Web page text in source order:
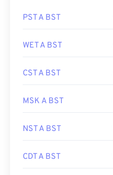
PST A BST
WET A BST
CST A BST
MSK A BST
NST A BST
CDT A BST